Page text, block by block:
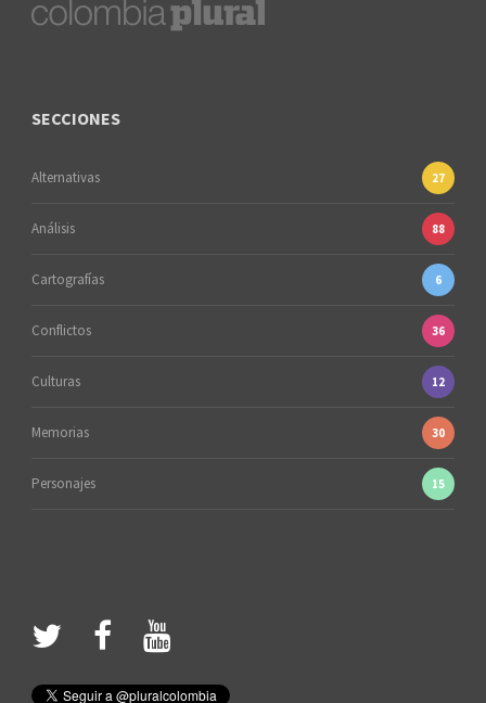
SECCIONES
Alternativas 27
Análisis 88
Cartografías 6
Conflictos 36
Culturas 12
Memorias 30
Personajes 15